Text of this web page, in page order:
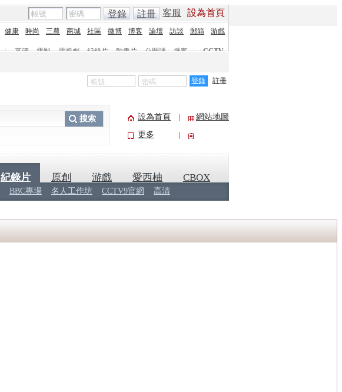
客服 設為首頁
登錄 註冊
健康 時尚 三農 商城 社區 微博 博客 論壇 訪談 郵箱 游戲
| 高清 電影 電視劇 紀錄片 動畫片 公開課 播客 |
CCTV
登錄 註冊
搜索 設為首頁
網站地圖
更多
紀錄片
BBC專場 名人工作坊 CCTV9官網 高清
原創 游戲 愛西柚 CBOX